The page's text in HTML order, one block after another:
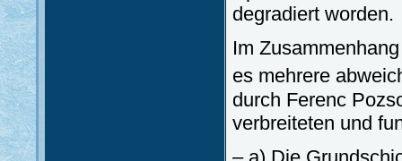
degradiert worden.
Im
es mehrere
durch Ferenc
verbreiteten und